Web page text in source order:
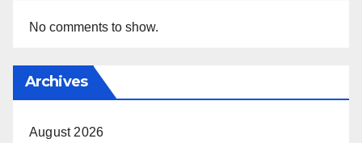
No comments to show.
Archives
August 2026